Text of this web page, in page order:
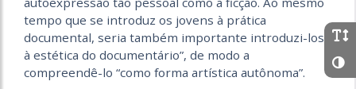
tempo que se introduz os jovens à prática
documental, seria também importante introduzi-los
à estética do documentário”, de modo a
compreendê-lo “como forma artística autônoma”.